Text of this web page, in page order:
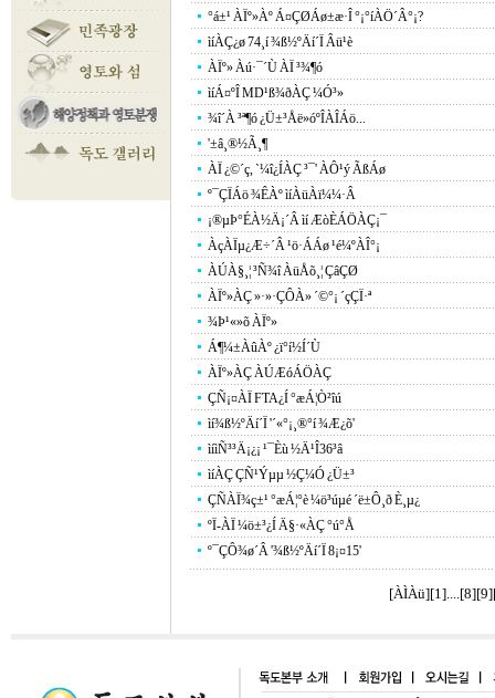
°á±¹ ÀÏº»Àº Á¤ÇØÁø±æ·Î °¡°íÀÖ´Â°¡?
ìíÀÇ¿ø 74¸í ¾ß½ºÄí´Ï Âü¹è
ÀÏº» Àú·¯´Ù ÀÏ ³¾¶ó
ìíÁ¤ºÎ MD¹ß¾ðÀÇ ¼Ó³»
¾î´À ³ª¶ó ¿Ü±³Åë»óºÎÀÎÁö...
'±â¸®½Ã¸¶
ÀÏ ¿©´ç, `¼î¿ÍÀÇ ³¯' ÀÔ¹ý ÃßÁø
º¯ÇÏÁö ¾ÊÀº ìíÀüÀï¼¼·Â
¡®µÞ°ÉÀ½Ä¡´Â ìí ÆòÈ­ÁÖÀÇ¡¯
ÀçÀÏµ¿Æ÷´Â ¹ö·ÁÁø ¹é¼ºÀÎ°¡
ÀÚÀ§¸¦ ³Ñ¾î ÀüÅõ¸¦ ÇâÇØ
ÀÏº»ÀÇ »·»·ÇÔÀ» ´©°¡ ´çÇÏ·ª
¾Þ¹«»õ ÀÏº»
Á¶¼±ÀûÀº ¿ï°í½Í´Ù
ÀÏº»ÀÇ ÀÚÆóÁÖÀÇ
ÇÑ¡¤ÀÏ FTA¿Í °æÁ¦Ò²îú
ìí¾ß½ºÄí´Ï '´«°¡¸®°í ¾Æ¿õ'
ìíìÑ³³Ä¡¿¡ ¹¯Èù ½Ä¹Î36³â
ìíÀÇ ÇÑ¹Ýµµ ½Ç¼Ó ¿Ü±³
ÇÑÀÏ¾ç±¹ °æÁ¦°è ¼ö³úµé ´ë±Ô¸ð È¸µ¿
ºÏ-ÀÏ ¼ö±³¿Í Ä§·«ÀÇ °ú°Å
º¯ÇÔ¾ø´Â '¾ß½ºÄí´Ï 8¡¤15'
[ÀÌÀü][1]....[8][9